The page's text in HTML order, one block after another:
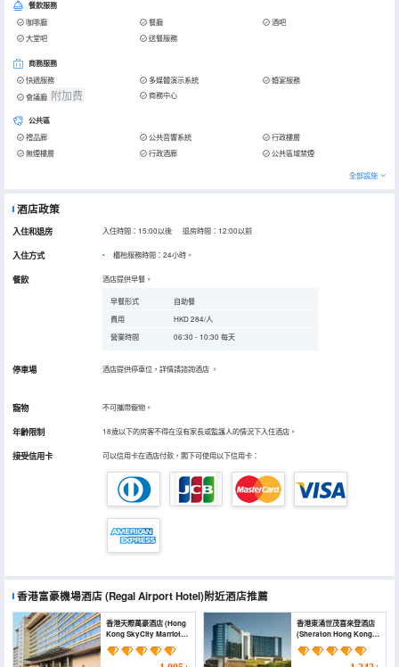
餐飲服務
咖啡廳 餐廳
酒吧
大堂吧
送餐服務
商務服務
快遞服務 多媒體演示系統
婚宴服務
會議廳 附加费 商務中心
公共區
禮品廊 公共音響系統
行政樓層
無煙樓層
行政酒廊 公共區域禁煙
全部設施
酒店政策
入住和退房 入住時間：15:00以後 退房時間：12:00以前
入住方式 櫃枱服務時間：24小時。
餐飲 酒店提供早餐。
早餐形式
自助餐
費用
HKD 284/人
營業時間
06:30 - 10:30 每天
停車場 酒店提供停車位，詳情請諮詢酒店 。
寵物 不可攜帶寵物。
年齡限制 18歲以下的房客不得在沒有家長或監護人的情況下入住酒店。
接受信用卡 可以信用卡在酒店付款，閣下可使用以下信用卡：
香港富豪機場酒店(Regal Airport Hotel)附近酒店推薦
香港天際萬豪酒店 (Hong
Kong SkyCity Marriott
Hotel)
香港東涌世茂喜來登酒店
(Sheraton Hong Kong
Tung Chung Hotel)